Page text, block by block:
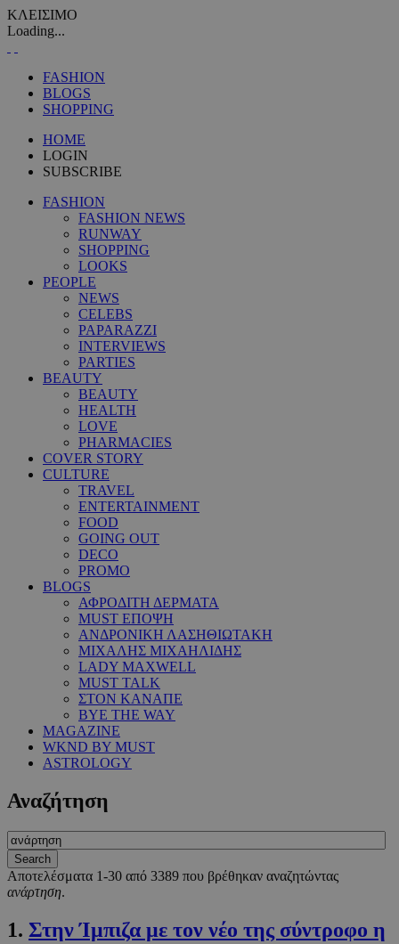
ΚΛΕΙΣΙΜΟ
Loading...
FASHION
BLOGS
SHOPPING
HOME
LOGIN
SUBSCRIBE
FASHION
FASHION NEWS
RUNWAY
SHOPPING
LOOKS
PEOPLE
NEWS
CELEBS
PAPARAZZI
INTERVIEWS
PARTIES
BEAUTY
BEAUTY
HEALTH
LOVE
PHARMACIES
COVER STORY
CULTURE
TRAVEL
ENTERTAINMENT
FOOD
GOING OUT
DECO
PROMO
BLOGS
ΑΦΡΟΔΙΤΗ ΔΕΡΜΑΤΑ
MUST ΕΠΟΨΗ
ΑΝΔΡΟΝΙΚΗ ΛΑΣΗΘΙΩΤΑΚΗ
ΜΙΧΑΛΗΣ ΜΙΧΑΗΛΙΔΗΣ
LADY MAXWELL
MUST TALK
ΣΤΟΝ ΚΑΝΑΠΕ
BYE THE WAY
MAGAZINE
WKND BY MUST
ASTROLOGY
Αναζήτηση
Αποτελέσματα 1-30 από 3389 που βρέθηκαν αναζητώντας
ανάρτηση.
1. Στην Ίμπιζα με τον νέο της σύντροφο η